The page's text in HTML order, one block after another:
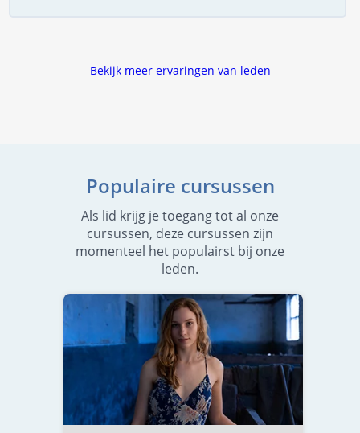
Bekijk meer ervaringen van leden
Populaire cursussen
Als lid krijg je toegang tot al onze
cursussen, deze cursussen zijn
momenteel het populairst bij onze
leden.